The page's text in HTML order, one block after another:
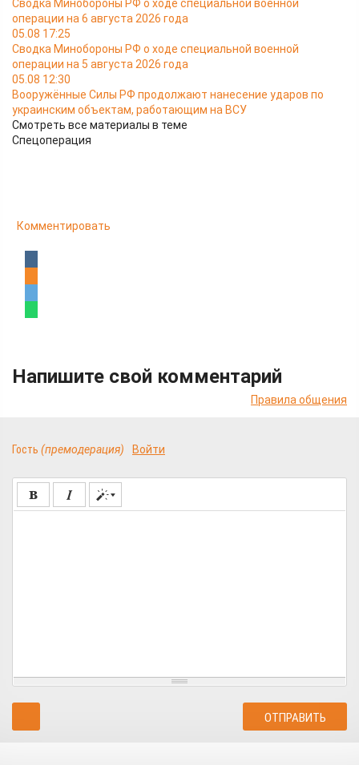
Сводка Минобороны РФ о ходе специальной военной
операции на 6 августа 2026 года
05.08 17:25
Сводка Минобороны РФ о ходе специальной военной
операции на 5 августа 2026 года
05.08 12:30
Вооружённые Силы РФ продолжают нанесение ударов по
украинским объектам, работающим на ВСУ
Смотреть все материалы в теме
Спецоперация
Комментировать
Напишите свой комментарий
Правила общения
Гость (премодерация) Войти